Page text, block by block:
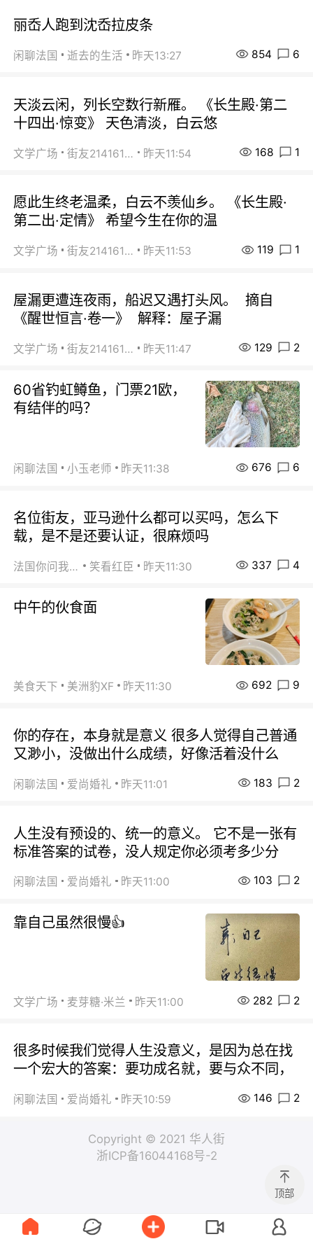
丽岙人跑到沈岙拉皮条
闲聊法国 逝去的生活 昨天13:27 854 6
天淡云闲，列长空数行新雁。 《长生殿·第二
十四出·惊变》 天色清淡，白云悠
文学广场 街友21416156 昨天11:54 168 1
愿此生终老温柔，白云不羡仙乡。 《长生殿·
第二出·定情》 希望今生在你的温
文学广场 街友21416156 昨天11:53 119 1
屋漏更遭连夜雨，船迟又遇打头风。 摘自
《醒世恒言·卷一》 解释：屋子漏
文学广场 街友21416156 昨天11:47 129 2
60省钓虹鳟鱼，门票21欧，
有结伴的吗？
闲聊法国 小玉老师 昨天11:38 676 6
名位街友，亚马逊什么都可以买吗，怎么下
载，是不是还要认证，很麻烦吗
法国你问我答 笑看红臣 昨天11:30 337 4
中午的伙食面
美食天下 美洲豹XF 昨天11:30 692 9
你的存在，本身就是意义 很多人觉得自己普通
又渺小，没做出什么成绩，好像活着没什么
闲聊法国 爱尚婚礼 昨天11:01 183 2
人生没有预设的、统一的意义。 它不是一张有
标准答案的试卷，没人规定你必须考多少分
闲聊法国 爱尚婚礼 昨天11:00 103 2
靠自己虽然很慢👍
文学广场 麦芽糖·米兰 昨天11:00 282 2
很多时候我们觉得人生没意义，是因为总在找
一个宏大的答案：要功成名就，要与众不同，
闲聊法国 爱尚婚礼 昨天10:59 146 2
Copyright © 2021 华人街
浙ICP备16044168号-2
顶部